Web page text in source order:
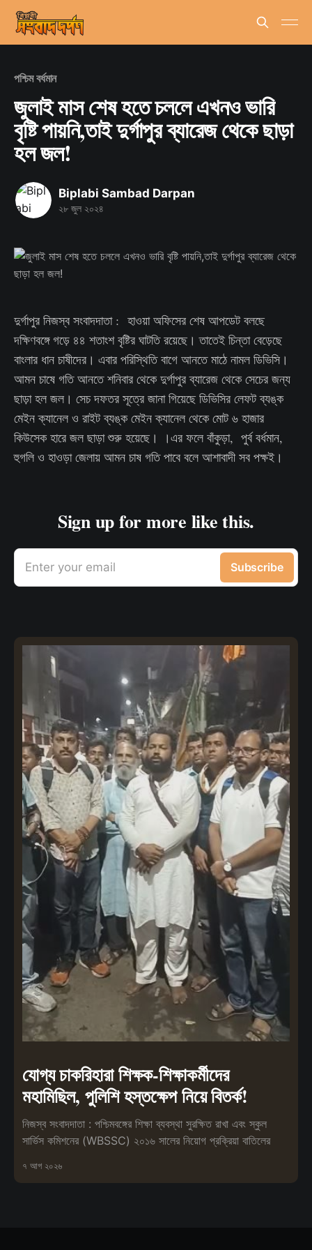
পশ্চিম বর্ধমান
জুলাই মাস শেষ হতে চললে এখনও ভারি
বৃষ্টি পায়নি,তাই দুর্গাপুর ব্যারেজ থেকে ছাড়া
হল জল!
Biplabi Sambad Darpan
২৮ জুল ২০২৪
দুর্গাপুর নিজস্ব সংবাদদাতা : হাওয়া অফিসের শেষ আপডেট বলছে
দক্ষিণবঙ্গে গড়ে ৪৪ শতাংশ বৃষ্টির ঘাটতি রয়েছে। তাতেই চিন্তা বেড়েছে
বাংলার ধান চাষীদের। এবার পরিস্থিতি বাগে আনতে মাঠে নামল ডিভিসি।
আমন চাষে গতি আনতে শনিবার থেকে দুর্গাপুর ব্যারেজ থেকে সেচের জন্য
ছাড়া হল জল। সেচ দফতর সূত্রে জানা গিয়েছে ডিভিসির লেফট ব্যঙ্ক
মেইন ক্যানেল ও রাইট ব্যঙ্ক মেইন ক্যানেল থেকে মোট ৬ হাজার
কিউসেক হারে জল ছাড়া শুরু হয়েছে। ।এর ফলে বাঁকুড়া, পুর্ব বর্ধমান,
হুগলি ও হাওড়া জেলায় আমন চাষ গতি পাবে বলে আশাবাদী সব পক্ষই।
Sign up for more like this.
Enter your email Subscribe
যোগ্য চাকরিহারা শিক্ষক-শিক্ষাকর্মীদের
মহামিছিল, পুলিশি হস্তক্ষেপ নিয়ে বিতর্ক!
নিজস্ব সংবাদদাতা : পশ্চিমবঙ্গের শিক্ষা ব্যবস্থা সুরক্ষিত রাখা এবং স্কুল
সার্ভিস কমিশনের (WBSSC) ২০১৬ সালের নিয়োগ প্রক্রিয়া বাতিলের
৭ আগ ২০২৬